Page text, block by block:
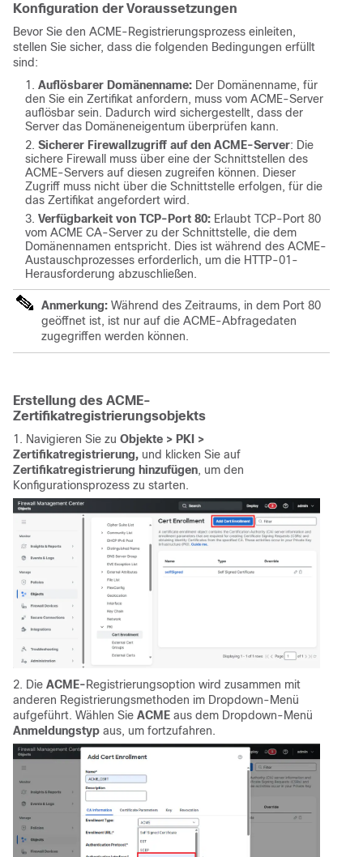
Konfiguration der Voraussetzungen
Bevor Sie den ACME-Registrierungsprozess einleiten,
stellen Sie sicher, dass die folgenden Bedingungen erfüllt
sind:
Auflösbarer Domänenname: Der Domänenname, für
den Sie ein Zertifikat anfordern, muss vom ACME-Server
auflösbar sein. Dadurch wird sichergestellt, dass der
Server das Domäneneigentum überprüfen kann.
Sicherer Firewallzugriff auf den ACME-Server: Die
sichere Firewall muss über eine der Schnittstellen des
ACME-Servers auf diesen zugreifen können. Dieser
Zugriff muss nicht über die Schnittstelle erfolgen, für die
das Zertifikat angefordert wird.
Verfügbarkeit von TCP-Port 80: Erlaubt TCP-Port 80
vom ACME CA-Server zu der Schnittstelle, die dem
Domänennamen entspricht. Dies ist während des ACME-
Austauschprozesses erforderlich, um die HTTP-01-
Herausforderung abzuschließen.
Anmerkung: Während des Zeitraums, in dem Port 80
geöffnet ist, ist nur auf die ACME-Abfragedaten
zugegriffen werden können.
Erstellung des ACME-
Zertifikatregistrierungsobjekts
1. Navigieren Sie zu Objekte > PKI >
Zertifikatregistrierung, und klicken Sie auf
Zertifikatregistrierung hinzufügen, um den
Konfigurationsprozess zu starten.
2. Die ACME-Registrierungsoption wird zusammen mit
anderen Registrierungsmethoden im Dropdown-Menü
aufgeführt. Wählen Sie ACME aus dem Dropdown-Menü
Anmeldungstyp aus, um fortzufahren.